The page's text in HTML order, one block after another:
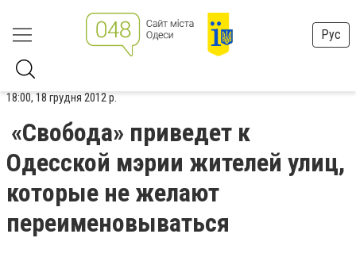
Рус
18:00, 18 грудня 2012 р.
«Свобода» приведет к
Одесской мэрии жителей улиц,
которые не желают
переименовываться